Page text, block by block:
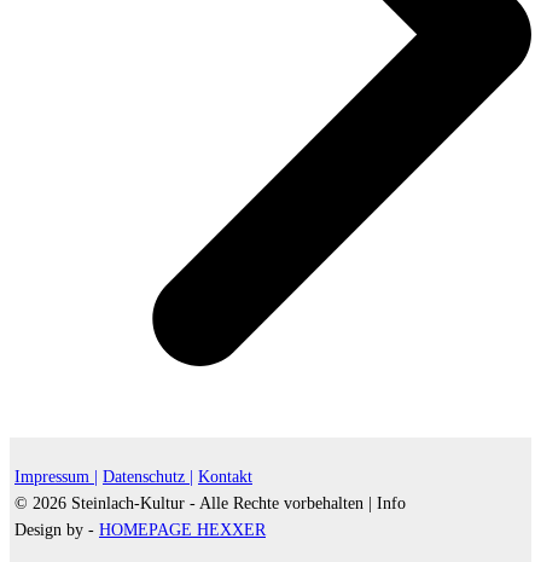
Impressum | Datenschutz |
Kontakt
© 2026 Steinlach-Kultur - Alle Rechte vorbehalten |
Info
Design by - HOMEPAGE HEXXER